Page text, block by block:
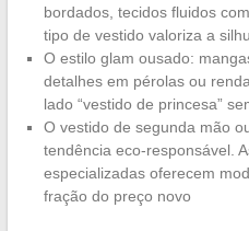
bordados, tecidos fluidos
tipo de vestido valoriza a
O estilo glam ousado:
detalhes em pérolas ou
lado “vestido de princesa”
O vestido de segunda mão
tendência eco-responsável.
especializadas oferecem
fração do preço novo